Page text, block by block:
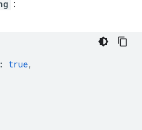
:
: true,